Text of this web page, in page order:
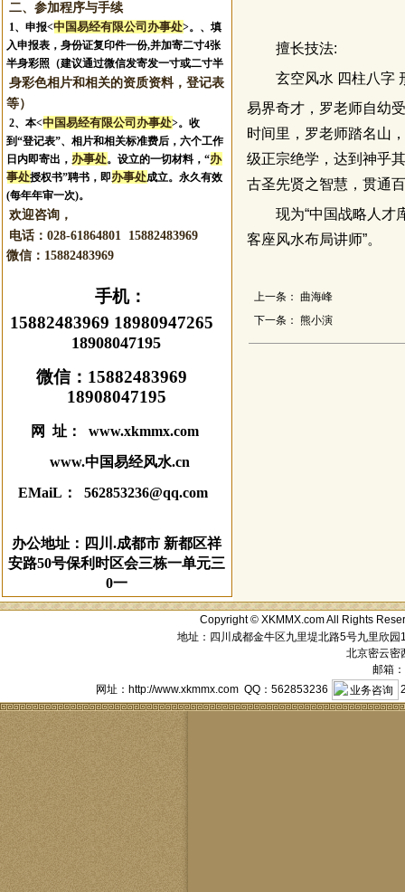
二、参加程序与手续
1、申报<中国易经有限公司办事处>。 、填
入申报表，身份证复印件一份,并加寄二寸4张
半身彩照（建议通过微信发寄发一寸或二寸半
身彩色相片和相关的资质资料，登记表
等）
2、本<中国易经有限公司办事处>。收
到“登记表”、相片和相关标准费后，六个工作
日内即寄出， 办事处。设立的一切材料，“办
事处授权书”聘书，即办事处成立。永久有效
(每年年审一次)。
欢迎咨询，
电话：028-61864801 15882483969
微信： 15882483969
手机：
15882483969 18980947265
18908047195
微信： 15882483969
18908047195
网 址： www.xkmmx.com
www.中国易经风水.cn
EMaiL： 562853236@qq.com
办公地址：四川.成都市 新都区祥
安路50号保利时区会三栋一单元三
0一
擅长技法:
玄空风水 四柱八字 形
易界奇才，罗老师自幼
时间里，罗老师踏名山
级正宗绝学，达到神乎
古圣先贤之智慧，贯通
现为“中国战略人才库
客座风水布局讲师”。
上一条： 曲海峰
下一条： 熊小演
Copyright © XKMMX.com All Rights
地址：四川成都金牛区九里堤北路5号九里欣
北京密云密
邮箱
网址：http://www.xkmmx.com QQ：562853236